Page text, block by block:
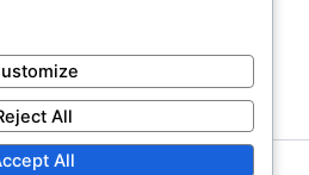
SUIVANT
All
All